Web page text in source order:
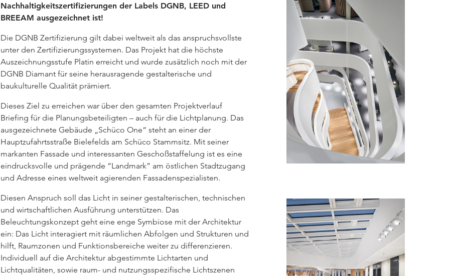
Nachhaltigkeitszertifizierungen der Labels DGNB, LEED und
BREEAM ausgezeichnet ist!
Die DGNB Zertifizierung gilt dabei weltweit als das anspruchsvollste
unter den Zertifizierungssystemen. Das Projekt hat die höchste
Auszeichnungsstufe Platin erreicht und wurde zusätzlich noch mit der
DGNB Diamant für seine herausragende gestalterische und
baukulturelle Qualität prämiert.
Dieses Ziel zu erreichen war über den gesamten Projektverlauf
Briefing für die Planungsbeteiligten – auch für die Lichtplanung. Das
ausgezeichnete Gebäude „Schüco One“ steht an einer der
Hauptzufahrtsstraße Bielefelds am Schüco Stammsitz. Mit seiner
markanten Fassade und interessanten Geschoßstaffelung ist es eine
eindrucksvolle und prägende “Landmark” am östlichen Stadtzugang
und Adresse eines weltweit agierenden Fassadenspezialisten.
Diesen Anspruch soll das Licht in seiner gestalterischen, technischen
und wirtschaftlichen Ausführung unterstützen. Das
Beleuchtungskonzept geht eine enge Symbiose mit der Architektur
ein: Das Licht interagiert mit räumlichen Abfolgen und Strukturen und
hilft, Raumzonen und Funktionsbereiche weiter zu differenzieren.
Individuell auf die Architektur abgestimmte Lichtarten und
Lichtqualitäten, sowie raum- und nutzungsspezifische Lichtszenen